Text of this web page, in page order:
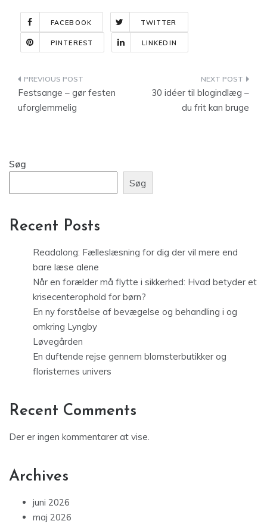
FACEBOOK TWITTER
PINTEREST LINKEDIN
Indlægsnavigation
Festsange – gør festen
uforglemmelig
30 idéer til blogindlæg –
du frit kan bruge
Søg
Søg
Recent Posts
Readalong: Fælleslæsning for dig der vil mere end
bare læse alene
Når en forælder må flytte i sikkerhed: Hvad betyder et
krisecenterophold for børn?
En ny forståelse af bevægelse og behandling i og
omkring Lyngby
Løvegården
En duftende rejse gennem blomsterbutikker og
floristernes univers
Recent Comments
Der er ingen kommentarer at vise.
Archives
juni 2026
maj 2026